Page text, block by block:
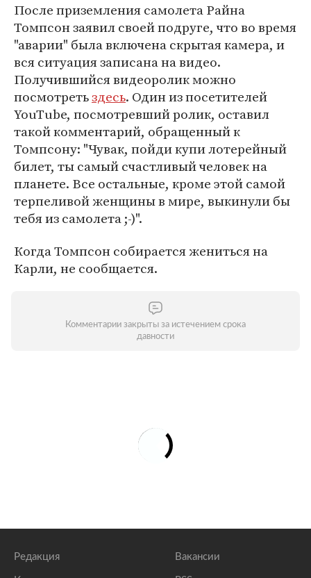
После приземления самолета Райна
Томпсон заявил своей подруге, что во время
"аварии" была включена скрытая камера, и
вся ситуация записана на видео.
Получившийся видеоролик можно
посмотретьздесь. Один из посетителей
YouTube, посмотревший ролик, оставил
такой комментарий, обращенный к
Томпсону: "Чувак, пойди купи лотерейный
билет, ты самый счастливый человек на
планете. Все остальные, кроме этой самой
терпеливой женщины в мире, выкинули бы
тебя из самолета ;-)".
Когда Томпсон собирается жениться на
Карли, не сообщается.
Комментарии закрыты за истечением срока
давности
Редакция Вакансии